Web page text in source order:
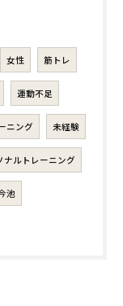
女性 筋トレ
運動不足
ニング 未経験
ナルトレーニング
池